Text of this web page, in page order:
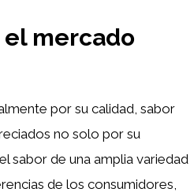
el mercado
por su calidad, sabor
no solo por su
sabor de una amplia variedad
de los consumidores,